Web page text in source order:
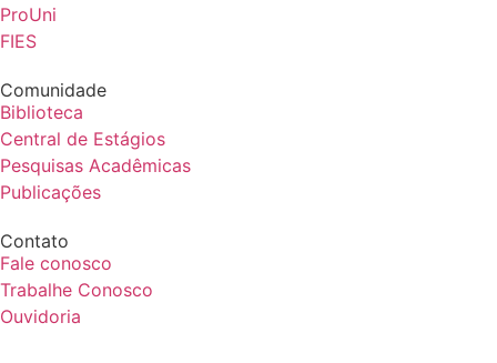
ProUni
FIES
Comunidade
Biblioteca
Central de Estágios
Pesquisas Acadêmicas
Publicações
Contato
Fale conosco
Trabalhe Conosco
Ouvidoria